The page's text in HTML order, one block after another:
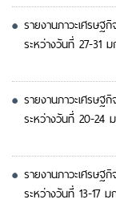
รายงานภาวะเศรษฐ
ระหว่างวันที่ 27-31
รายงานภาวะเศรษฐ
ระหว่างวันที่ 20-24
รายงานภาวะเศรษฐ
ระหว่างวันที่ 13-17